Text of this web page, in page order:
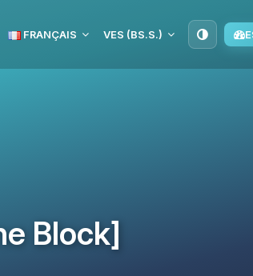
FRANÇAIS VES (BS.S.)
Block]